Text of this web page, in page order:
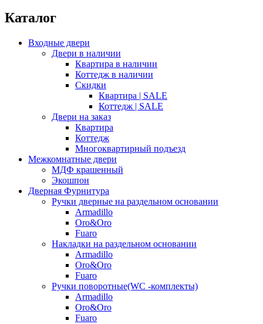
Каталог
Входные двери
Двери в наличии
Квартира в наличии
Коттедж в наличии
Скидки
Квартира | SALE
Коттедж | SALE
Двери на заказ
Квартира
Коттедж
Многоквартирный подъезд
Межкомнатные двери
МДФ крашенный
Экошпон
Дверная Фурнитура
Ручки дверные на раздельном основании
Armadillo
Oro&Oro
Fuaro
Накладки на раздельном основании
Armadillo
Oro&Oro
Fuaro
Ручки поворотные(WC -комплекты)
Armadillo
Oro&Oro
Fuaro